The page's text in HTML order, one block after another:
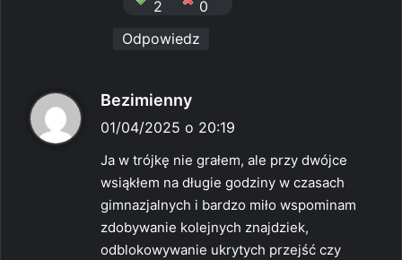
2
0
Odpowiedz
Bezimienny
i
z
e
:
01/04/2025 o 20:19
Ja w trójkę nie grałem, ale przy dwójce
wsiąkłem na długie godziny w czasach
gimnazjalnych i bardzo miło wspominam
zdobywanie kolejnych znajdziek,
odblokowywanie ukrytych przejść czy